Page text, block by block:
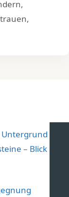
,
,
Untergrund
– Blick